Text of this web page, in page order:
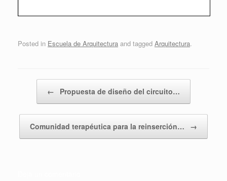
Posted in Escuela de Arquitectura and tagged Arquitectura.
← Propuesta de diseño del circuito…
Comunidad terapéutica para la reinserción… →